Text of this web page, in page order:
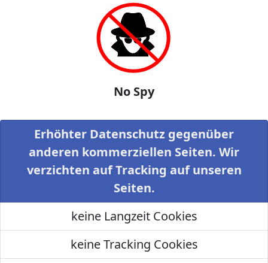
No Spy
Erhöhter Datenschutz gegenüber
anderen kommerziellen Seiten. Wir
verzichten auf Tracking auf unseren
Seiten.
keine Langzeit Cookies
keine Tracking Cookies